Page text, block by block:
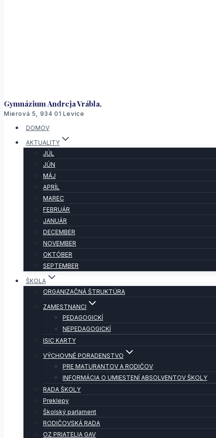
Gymnázium Andreja Vrábla,
Mierová 5, 934 01 Levice
DOMOV
AKTUALITY
JÚL
JÚN
MÁJ
APRÍL
MAREC
FEBRUÁR
JANUÁR
DECEMBER
NOVEMBER
OKTÓBER
SEPTEMBER
ŠKOLA
ORGANIZAČNÁ ŠTRUKTÚRA
ZAMESTNANCI
PEDAGOGICKÍ
NEPEDAGOGICKÍ
ISIC KARTY
VÝCHOVNÉ PORADENSTVO
PRE MATURANTOV A RODIČOV
INFORMÁCIA O UMIESTENÍ ABSOLVENTOV ŠKOLY
RADA ŠKOLY
Preklepy
Školský parlament
RODIČOVSKÁ RADA
OZ PRIATELIA GAV